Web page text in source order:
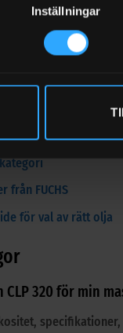
Inställningar
relaterade
från FUCHS
för val av rätt olja
CLP 320 för min